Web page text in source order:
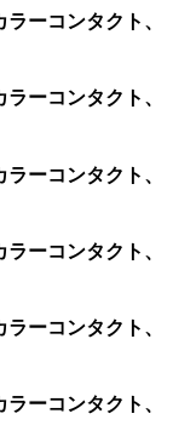
ーコンタクト、
ーコンタクト、
ーコンタクト、
ーコンタクト、
ーコンタクト、
ーコンタクト、